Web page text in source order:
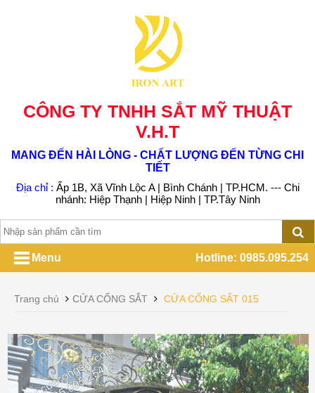
CÔNG TY TNHH SẮT MỸ THUẬT
V.H.T
MANG ĐẾN HÀI LÒNG - CHẤT LƯỢNG ĐẾN TỪNG CHI
TIẾT
Địa chỉ : Ấp 1B, Xã Vĩnh Lộc A | Bình Chánh | TP.HCM. --- Chi
nhánh: Hiệp Thạnh | Hiệp Ninh | TP.Tây Ninh
Menu Hotline: 0985.095.254
Trang chủ CỬA CỔNG SẮT CỬA CỔNG SẮT 015